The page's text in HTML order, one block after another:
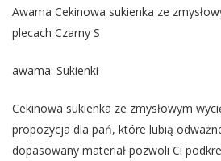
Awama Cekinowa sukienka ze
plecach Czarny S
awama: Sukienki
Cekinowa sukienka ze zmysłowym
propozycja dla pań, które lubią
dopasowany materiał pozwoli Ci